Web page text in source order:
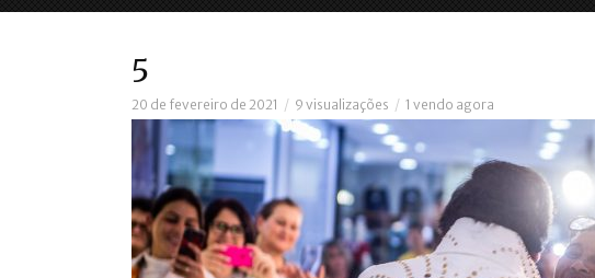
5
20 de fevereiro de 2021 9 visualizações 1 vendo agora